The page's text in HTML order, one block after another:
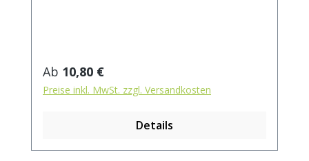
kochendem Wasser aufgiessen. Ziehzeit:
ca. 3 min / anregend - 5 min / beruhigend
Regulärer Preis:
Ab 10,80 €
Preise inkl. MwSt. zzgl. Versandkosten
Details